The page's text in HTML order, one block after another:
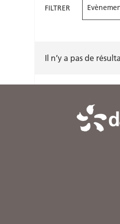
FILTRER
Il n’y a pas de